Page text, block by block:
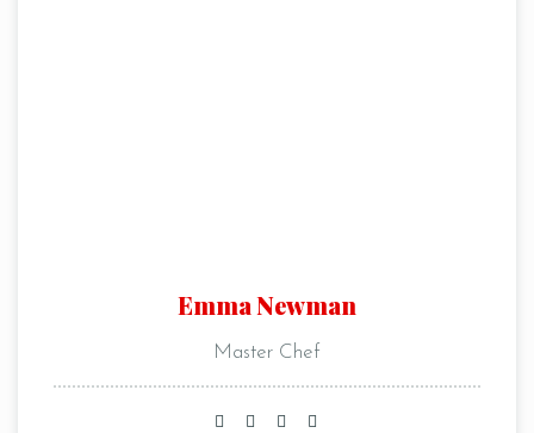
Emma Newman
Master Chef